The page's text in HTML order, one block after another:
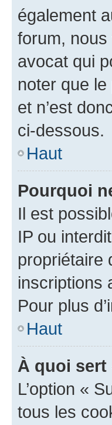
également
forum,
avocat qui
noter que
et n’est
ci-dessous.
Haut
Pourquoi
Il est
IP ou
propriétaire
inscriptions
Pour plus
Haut
À quoi sert
L’option «
tous les